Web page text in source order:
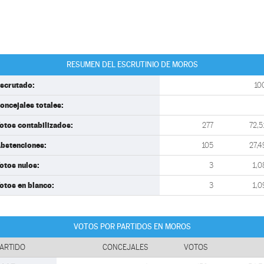
RESUMEN DEL ESCRUTINIO DE MOROS
totales:
contabilizados: 277
105
nulos: 3
en blanco: 3
VOTOS POR PARTIDOS EN MOROS
CONCEJALES VOTOS